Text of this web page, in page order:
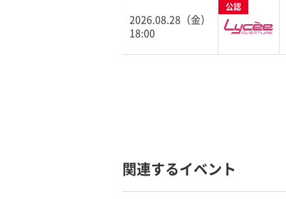
2026.08.28（金）
18:00
公認
関連するイベント